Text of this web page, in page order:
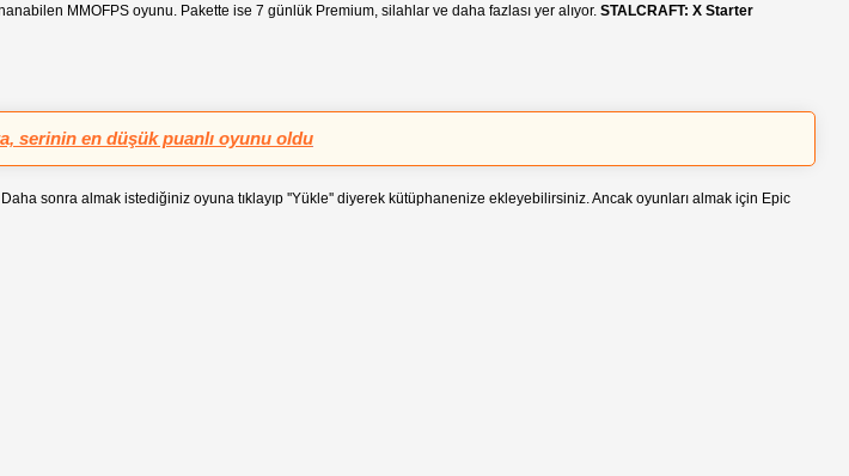
MMOFPS oyunu. Pakette ise 7 günlük Premium, silahlar ve daha fazlası yer alıyor. STALCRAFT: X Starter
serinin en düşük puanlı oyunu oldu
sonra almak istediğiniz oyuna tıklayıp ''Yükle'' diyerek kütüphanenize ekleyebilirsiniz. Ancak oyunları almak için Epic